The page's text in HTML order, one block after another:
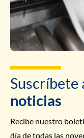
Suscríbete
noticias
Recibe nuestro
día de todas las